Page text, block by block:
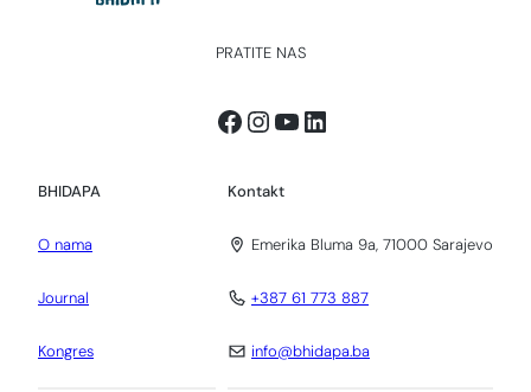
PRATITE NAS
Facebook
Instagram
YouTube
LinkedIn
BHIDAPA
O nama
Journal
Kongres
Kontakt
Emerika Bluma 9a, 71000 Sarajevo
+387 61 773 887
info@bhidapa.ba